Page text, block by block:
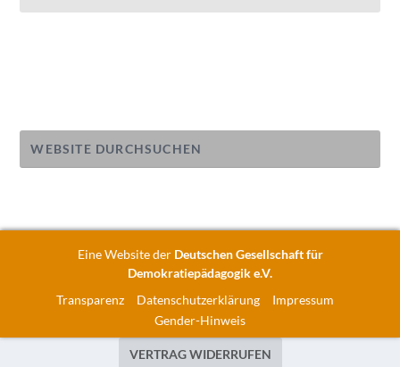
Eine Website der Deutschen Gesellschaft für
Demokratiepädagogik e.V.
Transparenz
Datenschutzerklärung
Impressum
Gender-Hinweis
VERTRAG WIDERRUFEN